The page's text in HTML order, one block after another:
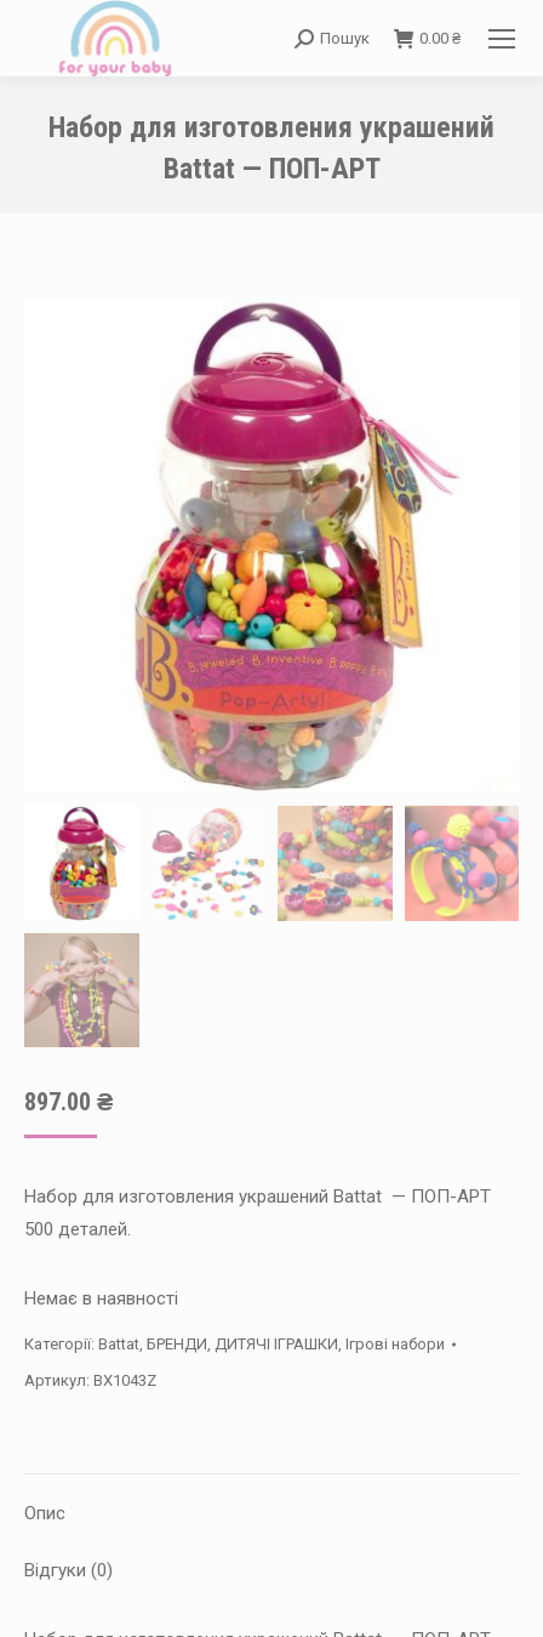
Search:
Пошук 0.00 ₴
Набор для изготовления украшений
Battat — ПОП-АРТ
897.00 ₴
Набор для изготовления украшений Battat — ПОП-АРТ
500 деталей.
Немає в наявності
Категорії: Battat, БРЕНДИ, ДИТЯЧІ ІГРАШКИ, Ігрові набори
Артикул: BX1043Z
Опис
Відгуки (0)